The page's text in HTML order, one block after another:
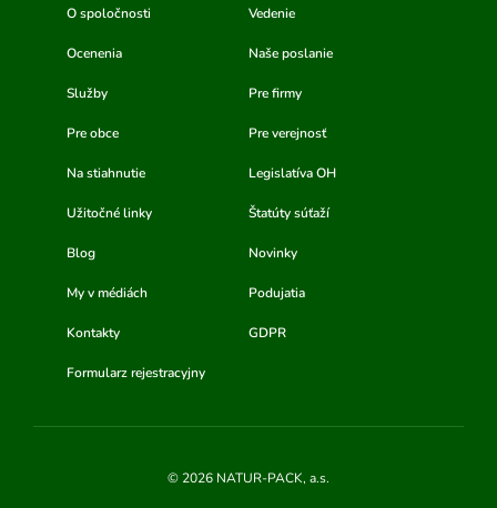
O spoločnosti Vedenie
Ocenenia Naše poslanie
Služby Pre firmy
Pre obce Pre verejnosť
Na stiahnutie Legislatíva OH
Užitočné linky Štatúty súťaží
Blog Novinky
My v médiách Podujatia
Kontakty GDPR
Formularz rejestracyjny
© 2026 NATUR-PACK, a.s.